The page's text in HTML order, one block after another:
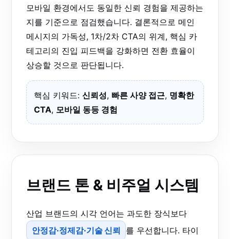
모바일 환경에서도 동일한 신뢰 경험을 제공하는
지를 기준으로 점검했습니다. 결론적으로 메인
메시지의 가독성, 1차/2차 CTA의 위계, 핵심 카
테고리의 진입 피드백을 강화하면 전환 효율이
상승할 것으로 판단됩니다.
핵심 키워드: 신뢰성, 빠른 사양 접근, 명확한
CTA, 모바일 동등 경험
브랜드 톤 & 비주얼 시스템
산업 브랜드의 시각 언어는 과도한 장식보다
안정감·정제감·기술 신뢰
를 우선합니다. 타이